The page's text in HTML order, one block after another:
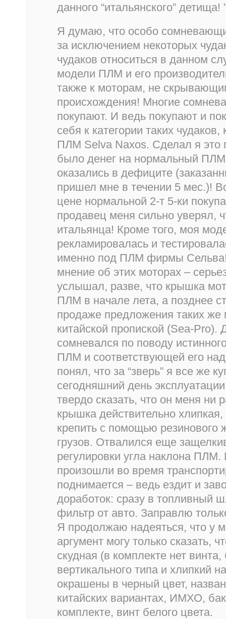
данного “итальянского” детища!
Я думаю, что особо
за исключением некоторых
чудаков относиться в данном
модели ПЛМ и его
также к моторам, не
происхождения! Многие
покупают. И ведь покупают и
себя к категории таких чудаков,
ПЛМ Selva Naxos. Сделал я это
было денег на нормальный
оказались в дефиците
пришел мне в течении 5 мес.)!
цене нормальной 2-т 5-ки
продавец меня сильно уверял,
итальянца! Кроме того, моя
рекламировалась и
именно под ПЛМ фирмы
мнение об этих моторах –
услышал, разве, что крышка
ПЛМ в начале лета, а позднее
продаже предложения таких же
китайской пропиской (Sea-Pro).
сомневался по поводу
ПЛМ и соответствующей его
понял, что за “зверь” я все же
сегодняшний день
твердо сказать, что он меня ни
крышка действительно
крепить с помощью резинового
грузов. Отвалился еще
регулировки угла наклона
произошли во время
поднимается – ведь ездит и
доработок: сразу в топливный
фильтр от авто. Заправлю
Я продолжаю надеяться, что у
аргумент могу только сказать,
скудная (в комплекте нет
вертикального типа и хлипкий
окрашены в черный цвет,
китайских вариантах, ИМХО,
комплекте, винт белого цвета.